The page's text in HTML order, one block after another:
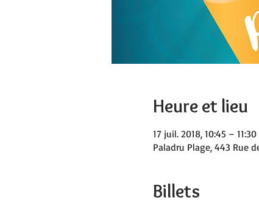
Heure et lieu
17 juil. 2018, 10:45 – 11:30
Paladru Plage, 443 Rue
Billets